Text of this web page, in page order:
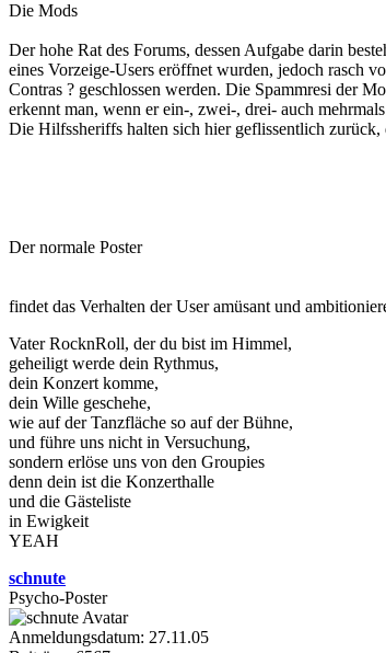
Die Mods
Der hohe Rat des Forums, dessen Aufgabe darin
eines Vorzeige-Users eröffnet wurden, jedoch rasch
Contras ? geschlossen werden. Die Spammresi der
erkennt man, wenn er ein-, zwei-, drei- auch
Die Hilfssheriffs halten sich hier geflissentlich
Der normale Poster
findet das Verhalten der User amüsant und
Vater RocknRoll, der du bist im Himmel,
geheiligt werde dein Rythmus,
dein Konzert komme,
dein Wille geschehe,
wie auf der Tanzfläche so auf der Bühne,
und führe uns nicht in Versuchung,
sondern erlöse uns von den Groupies
denn dein ist die Konzerthalle
und die Gästeliste
in Ewigkeit
YEAH
schnute
Psycho-Poster
Anmeldungsdatum: 27.11.05